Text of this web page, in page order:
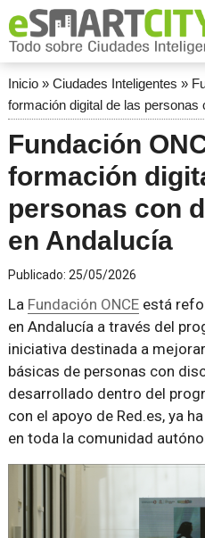
Inicio» Ciudades Inteligentes »
formación digital de las
Fundación
formación
personas con
en Andalucía
Publicado: 25/05/2026
La Fundación ONCEestá
en Andalucía a través del
iniciativa destinada a
básicas de personas con
desarrollado dentro del
con el apoyo de Red.es, ya
en toda la comunidad